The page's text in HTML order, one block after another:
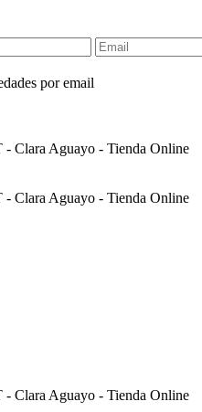
por email